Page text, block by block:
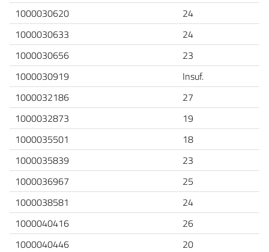
1000030620
24
1000030633
24
1000030656
23
1000030919
Insuf.
1000032186
27
1000032873
19
1000035501
18
1000035839
23
1000036967
25
1000038581
24
1000040416
26
1000040446
20